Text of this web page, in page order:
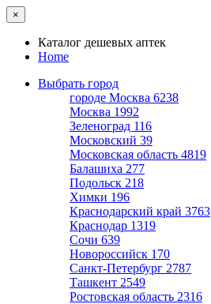
×
Каталог дешевых аптек
Home
Выбрать город
городе Москва 6238
Москва 1992
Зеленоград 116
Московский 39
Московская область 4819
Балашиха 277
Подольск 218
Химки 196
Краснодарский край 3763
Краснодар 1319
Сочи 639
Новороссийск 170
Санкт-Петербург 2787
Ташкент 2549
Ростовская область 2316